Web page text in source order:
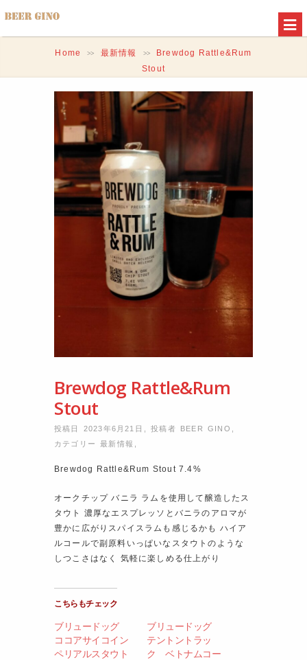
Home >> 最新情報 >>
Brewdog Rattle&Rum
Stout
Brewdog Rattle&Rum
Stout
投稿日 2023年6月21日 ,投稿者 BEER GINO
カテゴリー最新情報
Brewdog Rattle&Rum Stout 7.4%
オークチップ バニラ ラムを使用して醸造したス
タウト 濃厚なエスプレッソとバニラのアロマが
豊かに広がりスパイスラムも感じるかも ハイア
ルコールで副原料いっぱいなスタウトのような
しつこさはなく 気軽に楽しめる仕上がり
こちらもチェック
ブリュードッグ
ココアサイコイン
ペリアルスタウト
ブリュードッグ
テントントラッ
ク ベトナムコー